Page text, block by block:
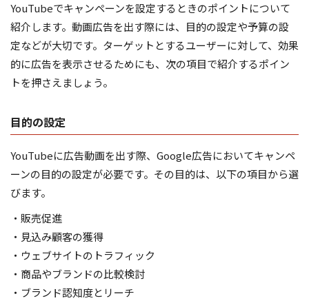
YouTubeでキャンペーンを設定するときのポイントについて
紹介します。動画広告を出す際には、目的の設定や予算の設
定などが大切です。ターゲットとするユーザーに対して、効果
的に広告を表示させるためにも、次の項目で紹介するポイン
トを押さえましょう。
目的の設定
YouTubeに広告動画を出す際、Google広告においてキャンペ
ーンの目的の設定が必要です。その目的は、以下の項目から選
びます。
・販売促進
・見込み顧客の獲得
・ウェブサイトのトラフィック
・商品やブランドの比較検討
・ブランド認知度とリーチ